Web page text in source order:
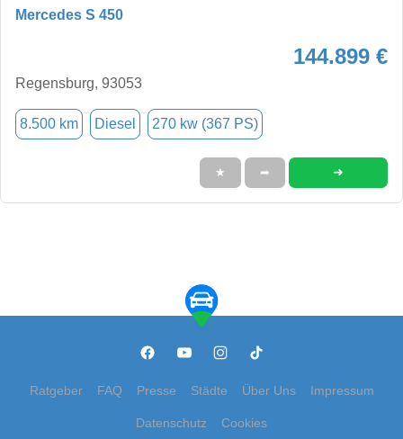
Mercedes S 450
144.899 €
Regensburg, 93053
8.500 km Diesel 270 kw (367 PS)
★ ➦ ➜
Ratgeber FAQ Presse Städte Über Uns Impressum
Datenschutz Cookies